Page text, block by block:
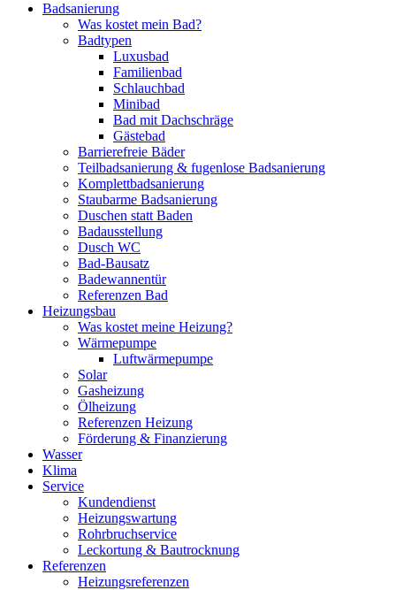
Badsanierung
Was kostet mein Bad?
Badtypen
Luxusbad
Familienbad
Schlauchbad
Minibad
Bad mit Dachschräge
Gästebad
Barrierefreie Bäder
Teilbadsanierung & fugenlose Badsanierung
Komplettbadsanierung
Staubarme Badsanierung
Duschen statt Baden
Badausstellung
Dusch WC
Bad-Bausatz
Badewannentür
Referenzen Bad
Heizungsbau
Was kostet meine Heizung?
Wärmepumpe
Luftwärmepumpe
Solar
Gasheizung
Ölheizung
Referenzen Heizung
Förderung & Finanzierung
Wasser
Klima
Service
Kundendienst
Heizungswartung
Rohrbruchservice
Leckortung & Bautrocknung
Referenzen
Heizungsreferenzen